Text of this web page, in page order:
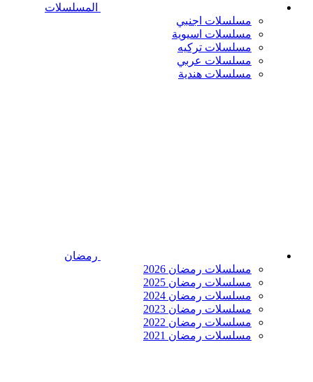
المسلسلات
مسلسلات اجنبي
مسلسلات اسيوية
مسلسلات تركيه
مسلسلات عربي
مسلسلات هندية
رمضان
مسلسلات رمضان 2026
مسلسلات رمضان 2025
مسلسلات رمضان 2024
مسلسلات رمضان 2023
مسلسلات رمضان 2022
مسلسلات رمضان 2021